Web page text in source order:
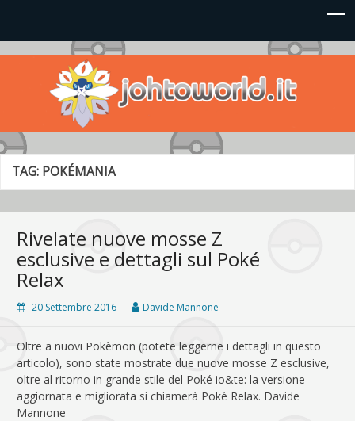
Johto World
Le novità più frizzanti dall'universo Pokémon e Nintendo
TAG: POKÉMANIA
Rivelate nuove mosse Z
esclusive e dettagli sul Poké
Relax
20 Settembre 2016 Davide Mannone
Oltre a nuovi Pokèmon (potete leggerne i dettagli in questo
articolo), sono state mostrate due nuove mosse Z esclusive,
oltre al ritorno in grande stile del Poké io&te: la versione
aggiornata e migliorata si chiamerà Poké Relax. Davide
Mannone